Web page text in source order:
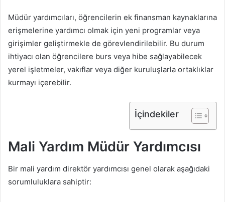
Müdür yardımcıları, öğrencilerin ek finansman kaynaklarına
erişmelerine yardımcı olmak için yeni programlar veya
girişimler geliştirmekle de görevlendirilebilir. Bu durum
ihtiyacı olan öğrencilere burs veya hibe sağlayabilecek
yerel işletmeler, vakıflar veya diğer kuruluşlarla ortaklıklar
kurmayı içerebilir.
İçindekiler
Mali Yardım Müdür Yardımcısı
Bir mali yardım direktör yardımcısı genel olarak aşağıdaki
sorumluluklara sahiptir: